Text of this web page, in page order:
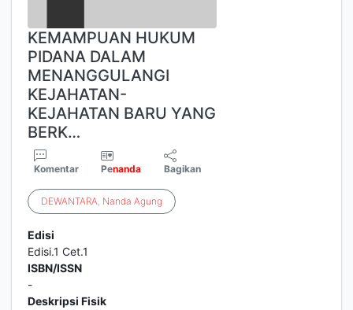
KEMAMPUAN HUKUM
PIDANA DALAM
MENANGGULANGI
KEJAHATAN-
KEJAHATAN BARU YANG
BERK…
Komentar Penanda Bagikan
DEWANTARA, Nanda Agung
Edisi
Edisi.1 Cet.1
ISBN/ISSN
-
Deskripsi Fisik